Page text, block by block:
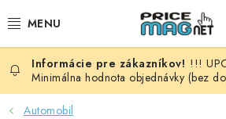
na
BATÉRIE
AUDIO - VIDEO
!!!
Minimálna hodnota objednávky (bez
Automobil